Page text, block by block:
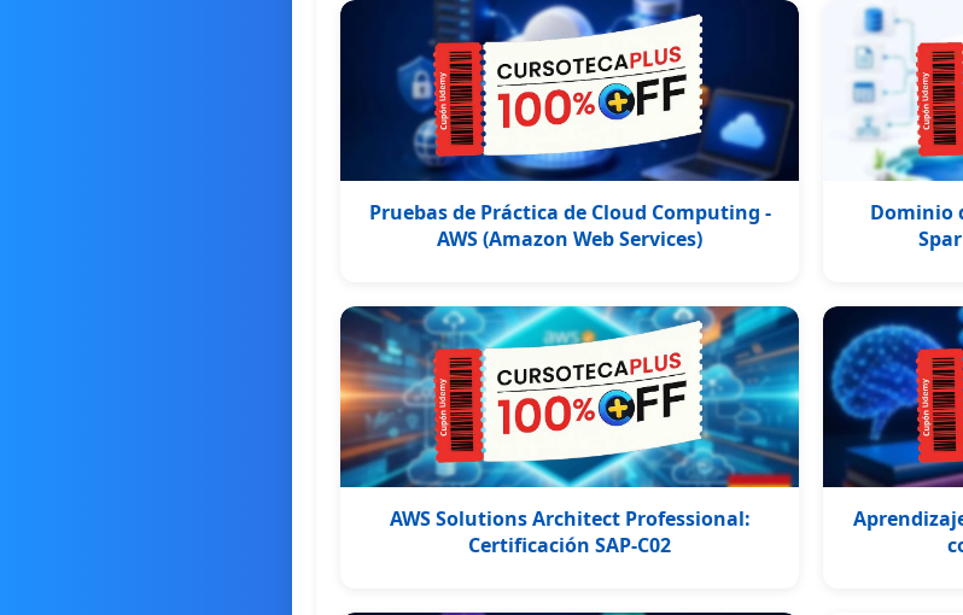
Pruebas de Práctica de Cloud Computing -
AWS (Amazon Web Services)
Dominio
AWS Solutions Architect Professional:
Certificación SAP-C02